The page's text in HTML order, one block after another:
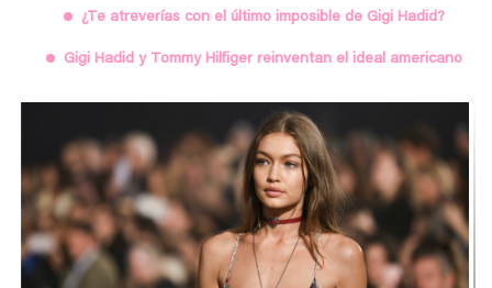
¿Te atreverías con el último imposible de Gigi Hadid?
Gigi Hadid y Tommy Hilfiger reinventan el ideal americano